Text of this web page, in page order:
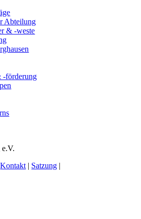
Abteilung
& -weste
-förderung
Kontakt | Satzung |